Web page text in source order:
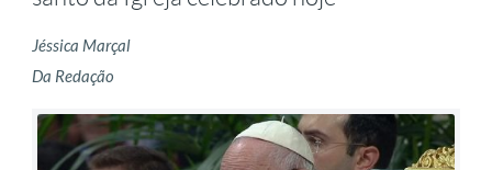
Jéssica Marçal
Da Redação